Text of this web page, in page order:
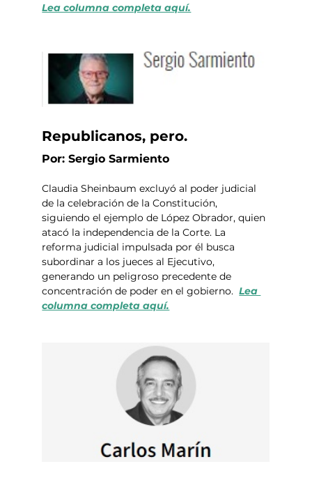
Lea columna completa aquí.
Republicanos, pero.
Por: Sergio Sarmiento
Claudia Sheinbaum excluyó al poder judicial
de la celebración de la Constitución,
siguiendo el ejemplo de López Obrador, quien
atacó la independencia de la Corte. La
reforma judicial impulsada por él busca
subordinar a los jueces al Ejecutivo,
generando un peligroso precedente de
concentración de poder en el gobierno. Lea
columna completa aquí.